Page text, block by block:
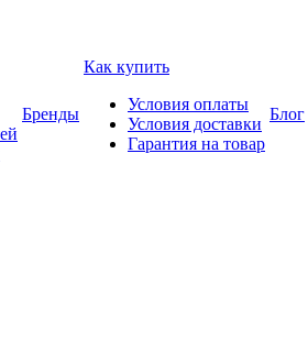
Бренды
Как купить
Условия оплаты
Условия доставки
Гарантия на товар
Блог